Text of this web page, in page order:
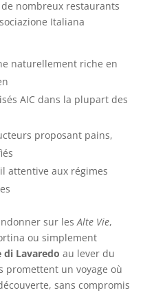
de nombreux restaurants
Italiana
naturellement riche en
AIC dans la plupart des
proposant pains,
attentive aux régimes
sur les Alte Vie,
ou simplement
di Lavaredo au lever du
promettent un voyage où
sans compromis